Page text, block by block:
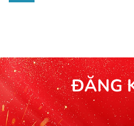
ĐĂNG